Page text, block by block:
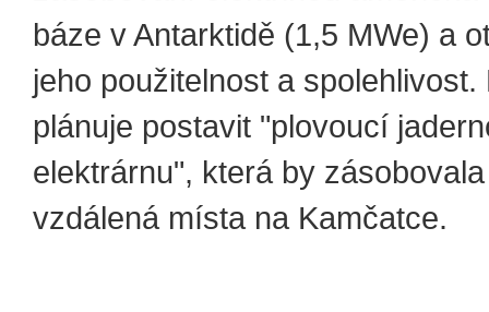
báze v Antarktidě (1,5 MWe) a
jeho použitelnost a
plánuje postavit "plovoucí
elektrárnu", která by
vzdálená místa na Kamčatce.